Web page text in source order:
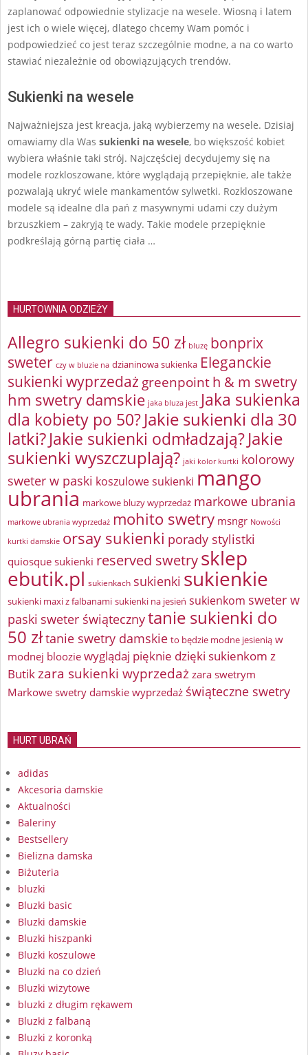
zaplanować odpowiednie stylizacje na wesele. Wiosną i latem
jest ich o wiele więcej, dlatego chcemy Wam pomóc i
podpowiedzieć co jest teraz szczególnie modne, a na co warto
stawiać niezależnie od obowiązujących trendów.
Sukienki na wesele
Najważniejsza jest kreacja, jaką wybierzemy na wesele. Dzisiaj
omawiamy dla Was sukienki na wesele, bo większość kobiet
wybiera właśnie taki strój. Najczęściej decydujemy się na
modele rozkloszowane, które wyglądają przepięknie, ale także
pozwalają ukryć wiele mankamentów sylwetki. Rozkloszowane
modele są idealne dla pań z masywnymi udami czy dużym
brzuszkiem – zakryją te wady. Takie modele przepięknie
podkreślają górną partię ciała …
HURTOWNIA ODZIEŻY
Allegro sukienki do 50 zł bluzę bonprix
sweter czy w bluzie na dzianinowa sukienka Eleganckie
sukienki wyprzedaż greenpointh & m swetry
hm swetry damskie jaka bluza jest Jaka sukienka
dla kobiety po 50?Jakie sukienki dla 30
latki?Jakie sukienki odmładzają?Jakie
sukienki wyszczuplają? jaki kolor kurtki kolorowy
sweter w paski koszulowe sukienki mango
ubrania markowe bluzy wyprzedaż markowe ubrania
markowe ubrania wyprzedaż mohito swetry msngr Nowości
kurtki damskie orsay sukienki porady stylistki
quiosque sukienki reserved swetrysklep
ebutik.pl sukienkach sukienki sukienkie
sukienki maxi z falbanami sukienki na jesień sukienkom sweter w
paski sweter świątecznytanie sukienki do
50 złtanie swetry damskie to będzie modne jesienią w
modnej bloozie wyglądaj pięknie dzięki sukienkom z
Butikzara sukienki wyprzedażzara swetrym
Markowe swetry damskie wyprzedaż świąteczne swetry
HURT UBRAŃ
adidas
Akcesoria damskie
Aktualności
Baleriny
Bestsellery
Bielizna damska
Biżuteria
bluzki
Bluzki basic
Bluzki damskie
Bluzki hiszpanki
Bluzki koszulowe
Bluzki na co dzień
Bluzki wizytowe
bluzki z długim rękawem
Bluzki z falbaną
Bluzki z koronką